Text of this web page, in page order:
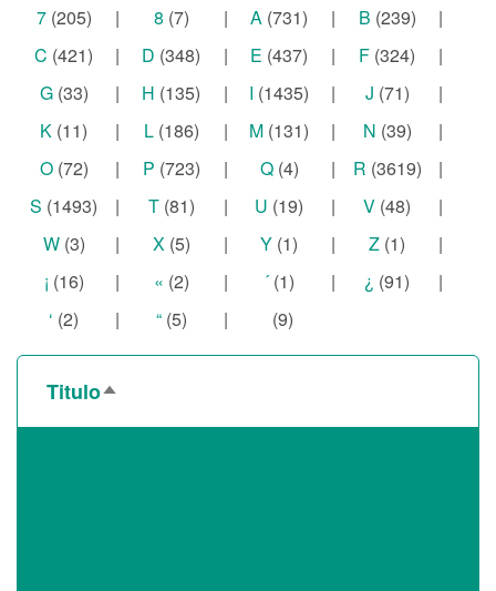
7(205) | 8 (7) | A (731) | B (239)
|
C (421) | D (348) | E (437) | F (324)
|
G(33) | H (135) | I (1435) | J (71)
|
K (11) | L(186) | M (131) | N (39)
|
O(72) | P (723) | Q(4) | R (3619)
|
S (1493) | T(81) | U (19) | V (48)
|
W(3) | X(5) | Y (1) | Z (1)
|
¡ (16) | « (2) | ´(1) | ¿ (91)
|
‘ (2) | “(5) | (9)
TituloOrdenar
descendente